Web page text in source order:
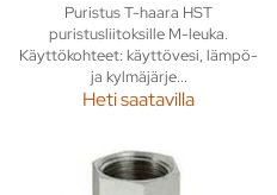
Puristus T-haara HST
puristusliitoksille M-leuka.
Käyttökohteet: käyttövesi, lämpö-
ja kylmäjärje...
Heti saatavilla